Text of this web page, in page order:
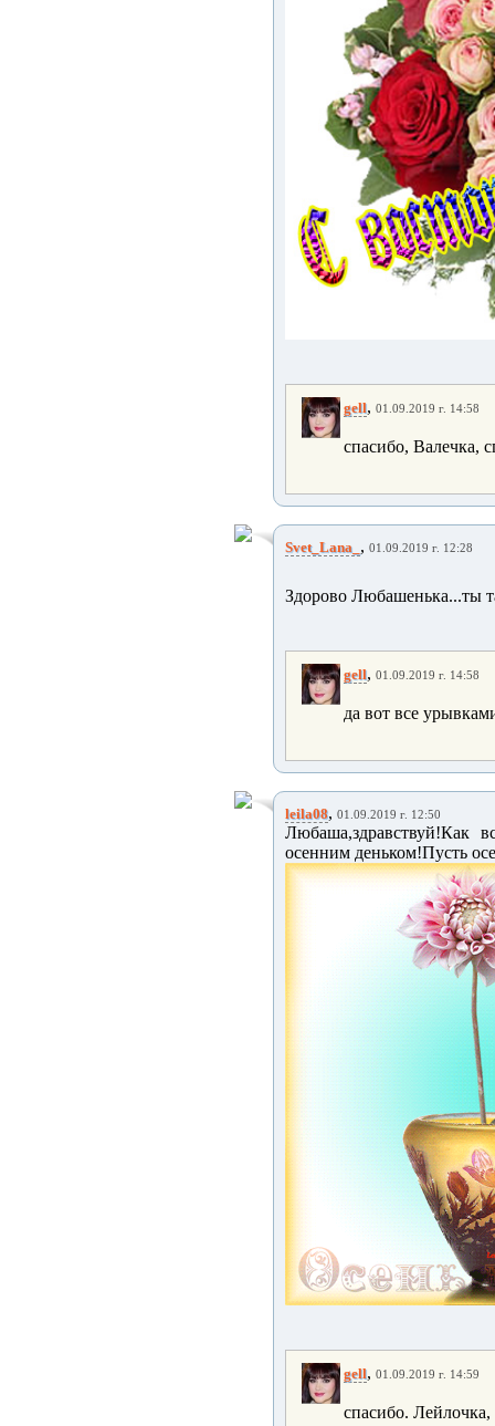
gell, 01.09.2019 г. 14:58
спасибо, Валечка,
Svet_Lana_ , 01.09.2019 г. 12:28
Здорово Любашенька...ты
gell, 01.09.2019 г. 14:58
да вот все
leila08, 01.09.2019 г. 12:50
Любаша,здравствуй!Как
осенним деньком!Пусть
gell, 01.09.2019 г. 14:59
спасибо.